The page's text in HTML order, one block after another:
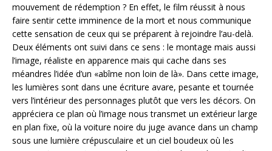
mouvement de rédemption ? En effet, le film réussit à nous
faire sentir cette imminence de la mort et nous communique
cette sensation de ceux qui se préparent à rejoindre l’au-delà.
Deux éléments ont suivi dans ce sens : le montage mais aussi
l’image, réaliste en apparence mais qui cache dans ses
méandres l’idée d’un «abîme non loin de là». Dans cette image,
les lumières sont dans une écriture avare, pesante et tournée
vers l’intérieur des personnages plutôt que vers les décors. On
appréciera ce plan où l’image nous transmet un extérieur large
en plan fixe, où la voiture noire du juge avance dans un champ
sous une lumière crépusculaire et un ciel boudeux où les